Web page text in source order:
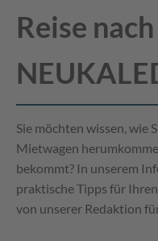
Reise nach
Sie möchten wissen, wie
Mietwagen
bekommt? In unserem
praktische Tipps für
von unserer Redaktion